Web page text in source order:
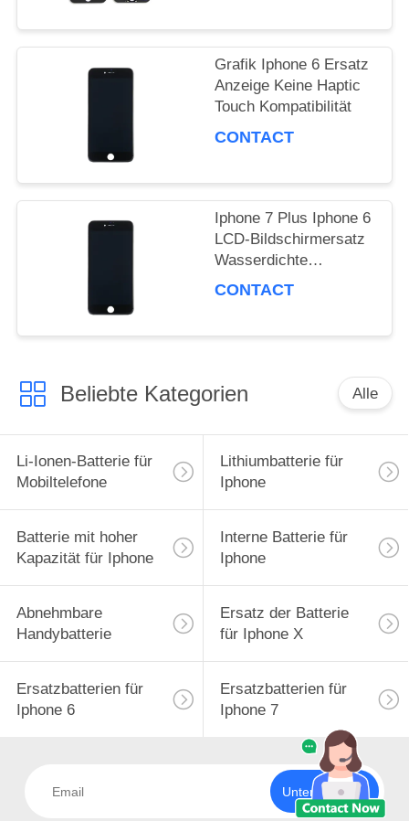
Grafik Iphone 6 Ersatz
Anzeige Keine Haptic
Touch Kompatibilität
CONTACT
Iphone 7 Plus Iphone 6
LCD-Bildschirmersatz
Wasserdichte
Grafikbildschirm
CONTACT
Beliebte Kategorien Alle
Li-Ionen-Batterie für
Mobiltelefone
Lithiumbatterie für
Iphone
Batterie mit hoher
Kapazität für Iphone
Interne Batterie für
Iphone
Abnehmbare
Handybatterie
Ersatz der Batterie
für Iphone X
Ersatzbatterien für
Iphone 6
Ersatzbatterien für
Iphone 7
Unterzeichnen